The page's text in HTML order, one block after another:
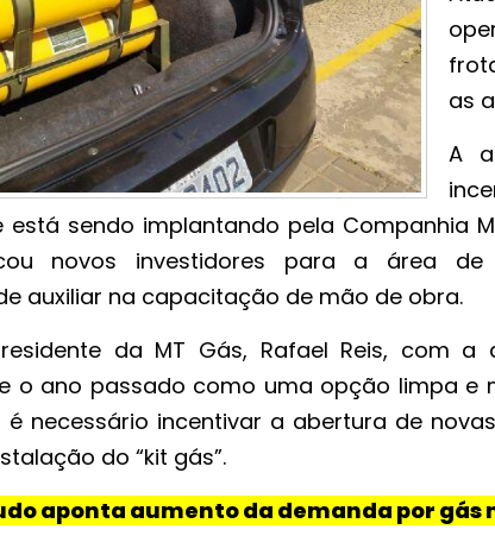
as
A
está sendo implantando pela Companhia
novos investidores para a área
auxiliar na capacitação de mão de obra.
da MT Gás, Rafael Reis, com
o ano passado como uma opção limpa e
é necessário incentivar a abertura de
do “kit gás”.
aponta aumento da demanda por